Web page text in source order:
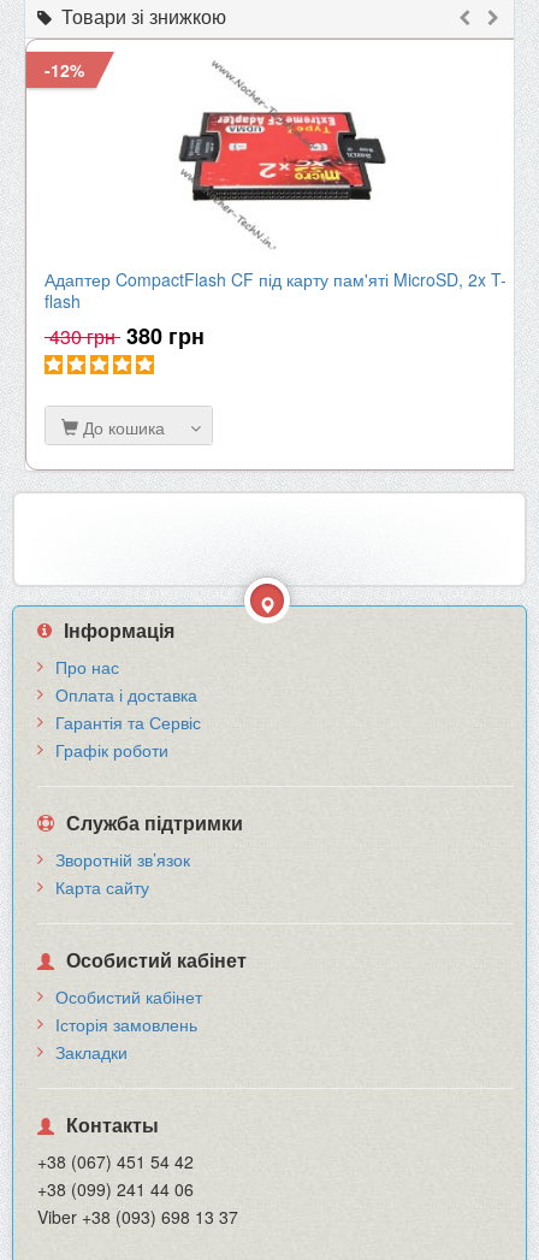
Товари зі знижкою
-12%
Адаптер CompactFlash CF під карту пам'яті MicroSD, 2x T-
flash
430 грн 380 грн
До кошика
Інформація
Про нас
Оплата і доставка
Гарантія та Сервіс
Графік роботи
Служба підтримки
Зворотній зв’язок
Карта сайту
Особистий кабінет
Особистий кабінет
Історія замовлень
Закладки
Контакты
+38 (067) 451 54 42
+38 (099) 241 44 06
Viber +38 (093) 698 13 37